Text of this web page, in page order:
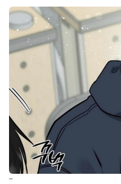
--